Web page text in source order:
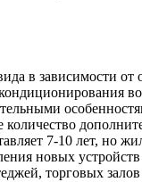
в зависимости
7-10 лет, но
новых
торговых